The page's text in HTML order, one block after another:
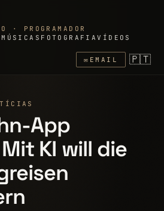
· PROGRAMADOR
MÚSICAS FOTOGRAFIAVÍDEOS
✉ EMAIL 🇵🇹
App
KI will die